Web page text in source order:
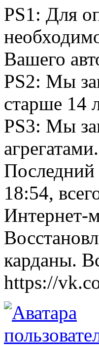
PS1: Для
Вашего
PS2: Мы
старше 14
PS3: Мы
Последний
18:54,
Интернет-
карданы.
https://